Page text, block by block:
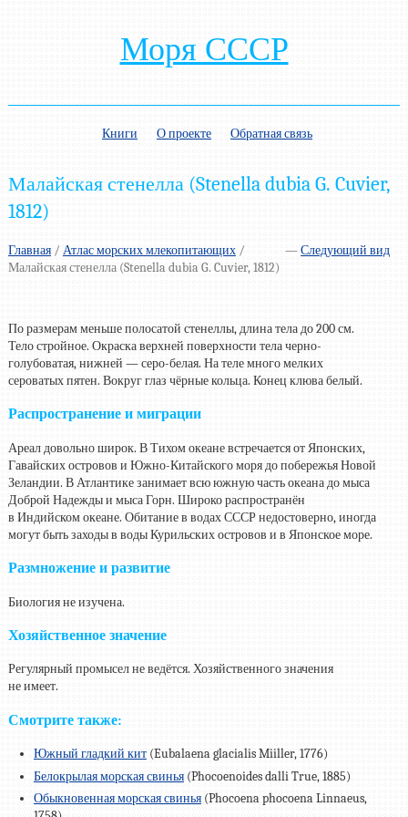
Моря СССР
Книги О проекте Обратная связь
Малайская стенелла (Stenella dubia G. Cuvier,
1812)
Главная/ —Следующий вид
Атлас морских млекопитающих/
Малайская стенелла (Stenella dubia G. Cuvier, 1812)
По размерам меньше полосатой стенеллы, длина тела до 200 см.
Тело стройное. Окраска верхней поверхности тела черно-
голубоватая, нижней — серо-белая. На теле много мелких
сероватых пятен. Вокруг глаз чёрные кольца. Конец клюва белый.
Распространение и миграции
Ареал довольно широк. В Тихом океане встречается от Японских,
Гавайских островов и Южно-Китайского моря до побережья Новой
Зеландии. В Атлантике занимает всю южную часть океана до мыса
Доброй Надежды и мыса Горн. Широко распространён
в Индийском океане. Обитание в водах СССР недостоверно, иногда
могут быть заходы в воды Курильских островов и в Японское море.
Размножение и развитие
Биология не изучена.
Хозяйственное значение
Регулярный промысел не ведётся. Хозяйственного значения
не имеет.
Смотрите также:
Южный гладкий кит(Eubalaena glacialis Miiller, 1776)
Белокрылая морская свинья(Phocoenoides dalli True, 1885)
Обыкновенная морская свинья(Phocoena phocoena Linnaeus,